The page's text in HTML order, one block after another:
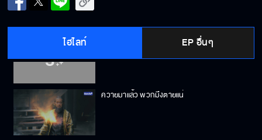
ไฮไลท์ EP อื่นๆ
กูขอปลุกผีพยาบาททุกๆ ตน ให้มาทำงานบัด
ควายมาแล้ว พวกมึงตายแน่